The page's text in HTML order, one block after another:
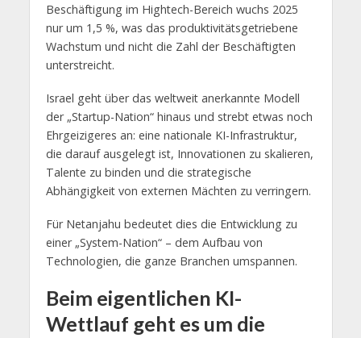
Beschäftigung im Hightech-Bereich wuchs 2025
nur um 1,5 %, was das produktivitätsgetriebene
Wachstum und nicht die Zahl der Beschäftigten
unterstreicht.
Israel geht über das weltweit anerkannte Modell
der „Startup-Nation“ hinaus und strebt etwas noch
Ehrgeizigeres an: eine nationale KI-Infrastruktur,
die darauf ausgelegt ist, Innovationen zu skalieren,
Talente zu binden und die strategische
Abhängigkeit von externen Mächten zu verringern.
Für Netanjahu bedeutet dies die Entwicklung zu
einer „System-Nation“ – dem Aufbau von
Technologien, die ganze Branchen umspannen.
Beim eigentlichen KI-
Wettlauf geht es um die